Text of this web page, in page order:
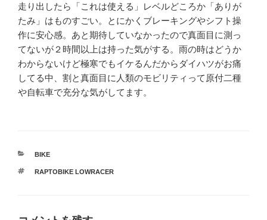
走り出したら「これは使える」レベルどころか「ありが
たみ」はものすごい。とにかくブレーキングやシフト操
作に安心感。あと期待していなかったので真面目に測っ
てないが２時間以上は持った気がする。雨の時はどうか
わからないけど極寒でもイケるんだからダイハツがお痛
してる中、割と真面目に人類のモビリティって原付二種
や自転車で充分な気がしてます。
カ
ゴ
BIKE
タ
RAPTOBIKE LOWRACER